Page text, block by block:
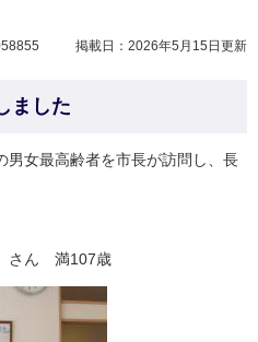
掲載日：2026年5月15日更新
ました
男女最高齢者を市長が訪問し、長
さん 満107歳